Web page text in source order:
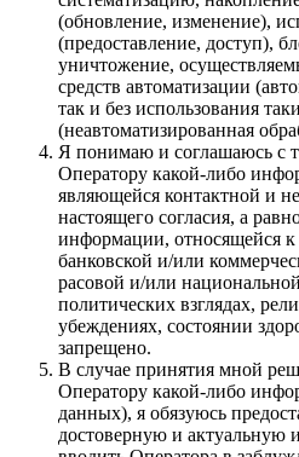
(обновление, изменение),
(предоставление, доступ),
уничтожение,
средств автоматизации
так и без использования
(неавтоматизированная
Я понимаю и соглашаюсь с
Оператору какой-либо
являющейся контактной и
настоящего согласия, а
информации, относящейся к
банковской и/или
расовой и/или
политических взглядах,
убеждениях, состоянии
запрещено.
В случае принятия мной
Оператору какой-либо
данных), я обязуюсь
достоверную и